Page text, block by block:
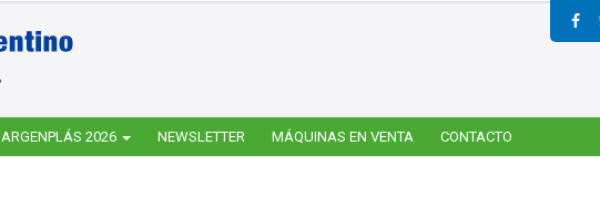
ARGENPLÁS 2026 NEWSLETTER MÁQUINAS EN VENTA CONTACTO